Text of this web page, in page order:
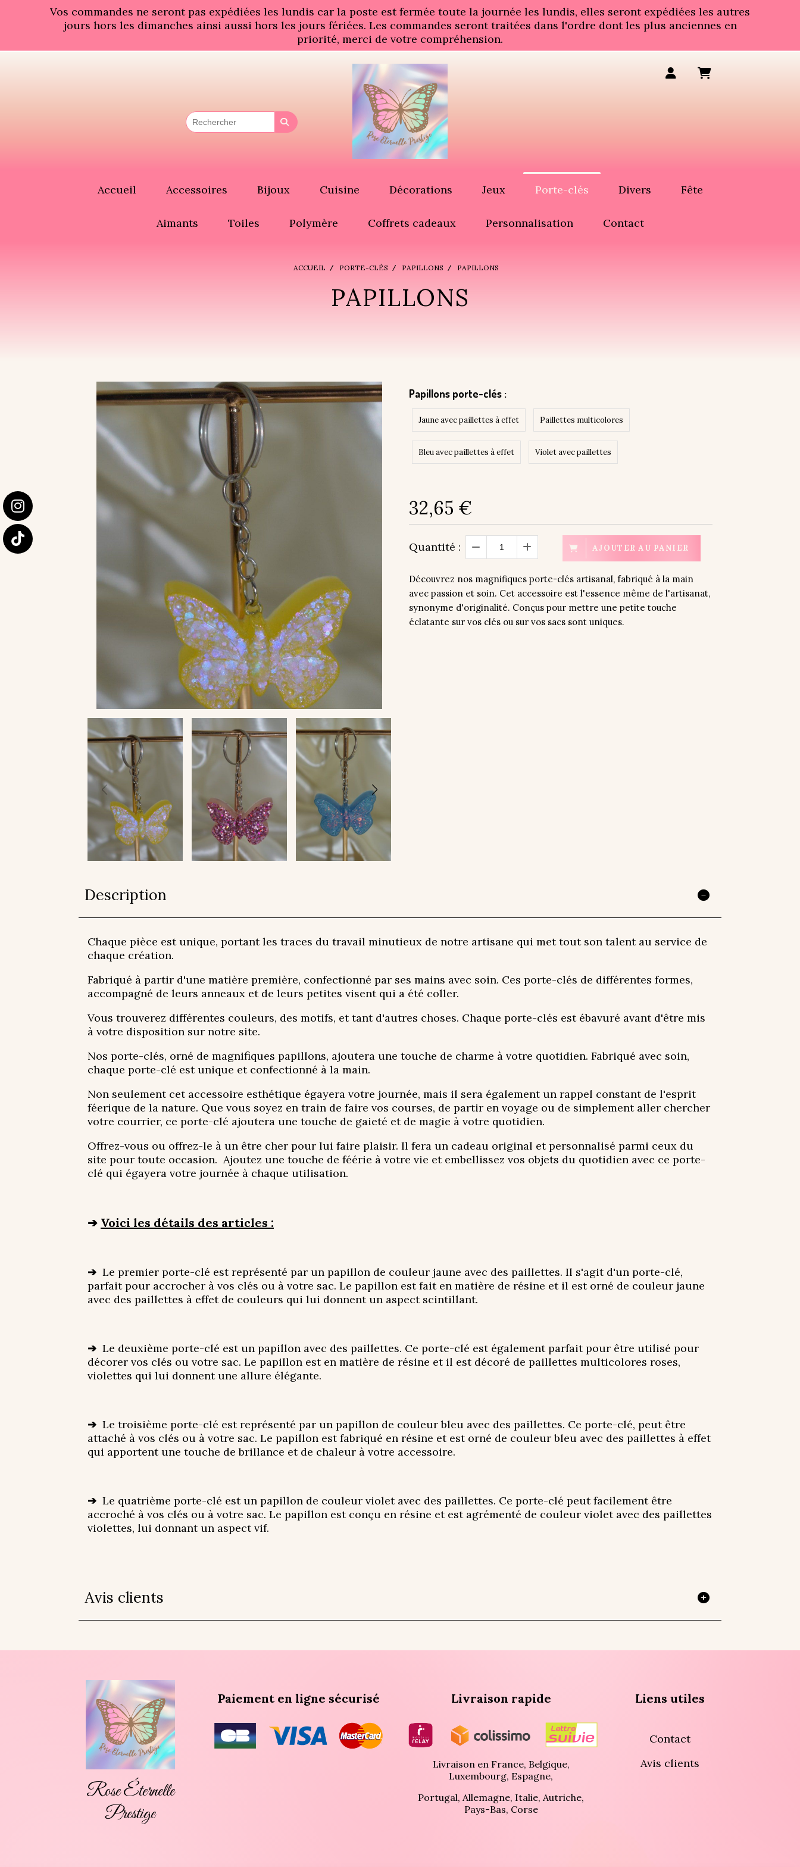
Vos commandes ne seront pas expédiées les lundis car la poste est fermée toute la journée les lundis, elles seront expédiées les autres
jours hors les dimanches ainsi aussi hors les jours fériées. Les commandes seront traitées dans l'ordre dont les plus anciennes en
priorité, merci de votre compréhension.
Accueil Accessoires Bijoux Cuisine Décorations Jeux Porte-clés Divers Fête
Aimants Toiles Polymère Coffrets cadeaux Personnalisation Contact
ACCUEIL PORTE-CLÉS PAPILLONS PAPILLONS
PAPILLONS
Papillons porte-clés :
Jaune avec paillettes à effet Paillettes multicolores
Bleu avec paillettes à effet Violet avec paillettes
32,65 €
Quantité : AJOUTER AU PANIER
Découvrez nos magnifiques porte-clés artisanal, fabriqué à la main
avec passion et soin. Cet accessoire est l'essence même de l'artisanat,
synonyme d'originalité. Conçus pour mettre une petite touche
éclatante sur vos clés ou sur vos sacs sont uniques.
Description
Chaque pièce est unique, portant les traces du travail minutieux de notre artisane qui met tout son talent au service de
chaque création.
Fabriqué à partir d'une matière première, confectionné par ses mains avec soin. Ces porte-clés de différentes formes,
accompagné de leurs anneaux et de leurs petites visent qui a été coller.
Vous trouverez différentes couleurs, des motifs, et tant d'autres choses. Chaque porte-clés est ébavuré avant d'être mis
à votre disposition sur notre site.
Nos porte-clés, orné de magnifiques papillons, ajoutera une touche de charme à votre quotidien. Fabriqué avec soin,
chaque porte-clé est unique et confectionné à la main.
Non seulement cet accessoire esthétique égayera votre journée, mais il sera également un rappel constant de l'esprit
féerique de la nature. Que vous soyez en train de faire vos courses, de partir en voyage ou de simplement aller chercher
votre courrier, ce porte-clé ajoutera une touche de gaieté et de magie à votre quotidien.
Offrez-vous ou offrez-le à un être cher pour lui faire plaisir. Il fera un cadeau original et personnalisé parmi ceux du
site pour toute occasion. Ajoutez une touche de féérie à votre vie et embellissez vos objets du quotidien avec ce porte-
clé qui égayera votre journée à chaque utilisation.
➔ Voici les détails des articles :
➔ Le premier porte-clé est représenté par un papillon de couleur jaune avec des paillettes. Il s'agit d'un porte-clé,
parfait pour accrocher à vos clés ou à votre sac. Le papillon est fait en matière de résine et il est orné de couleur jaune
avec des paillettes à effet de couleurs qui lui donnent un aspect scintillant.
➔ Le deuxième porte-clé est un papillon avec des paillettes. Ce porte-clé est également parfait pour être utilisé pour
décorer vos clés ou votre sac. Le papillon est en matière de résine et il est décoré de paillettes multicolores roses,
violettes qui lui donnent une allure élégante.
➔ Le troisième porte-clé est représenté par un papillon de couleur bleu avec des paillettes. Ce porte-clé, peut être
attaché à vos clés ou à votre sac. Le papillon est fabriqué en résine et est orné de couleur bleu avec des paillettes à effet
qui apportent une touche de brillance et de chaleur à votre accessoire.
➔ Le quatrième porte-clé est un papillon de couleur violet avec des paillettes. Ce porte-clé peut facilement être
accroché à vos clés ou à votre sac. Le papillon est conçu en résine et est agrémenté de couleur violet avec des paillettes
violettes, lui donnant un aspect vif.
Avis clients
Rose Éternelle
Prestige
Paiement en ligne sécurisé Livraison rapide
Livraison en France, Belgique,
Luxembourg, Espagne,
Portugal, Allemagne, Italie, Autriche,
Pays-Bas, Corse
Liens utiles
Contact
Avis clients